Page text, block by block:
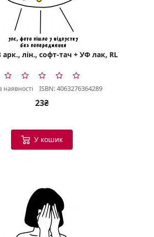
лін., софт-тач + УФ лак, RL
наявності ISBN: 4063276364289
23₴
У кошик